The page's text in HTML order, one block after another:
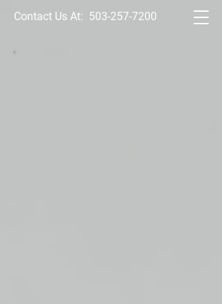
Contact Us At: 503-257-7200